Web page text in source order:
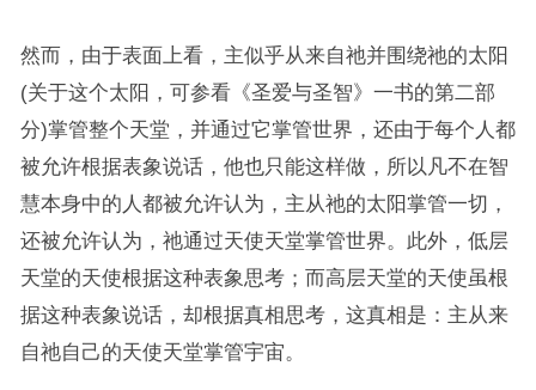
然而，由于表面上看，主似乎从来自祂并围绕祂的太阳
(关于这个太阳，可参看《圣爱与圣智》一书的第二部
分)掌管整个天堂，并通过它掌管世界，还由于每个人都
被允许根据表象说话，他也只能这样做，所以凡不在智
慧本身中的人都被允许认为，主从祂的太阳掌管一切，
还被允许认为，祂通过天使天堂掌管世界。此外，低层
天堂的天使根据这种表象思考；而高层天堂的天使虽根
据这种表象说话，却根据真相思考，这真相是：主从来
自祂自己的天使天堂掌管宇宙。